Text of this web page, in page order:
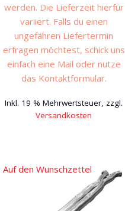
werden. Die Lieferzeit hierfür
variiert. Falls du einen
ungefähren Liefertermin
erfragen möchtest, schick uns
einfach eine Mail oder nutze
das Kontaktformular.
Inkl. 19 % Mehrwertsteuer, zzgl.
Versandkosten
mehrere
Varianten
auf.
Auf den Wunschzettel